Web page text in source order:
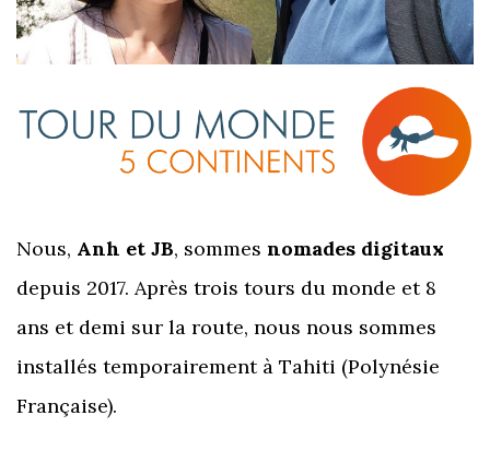
Nous, Anh et JB, sommes nomades digitaux
depuis 2017. Après trois tours du monde et 8
ans et demi sur la route, nous nous sommes
installés temporairement à Tahiti (Polynésie
Française).